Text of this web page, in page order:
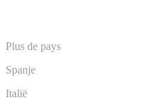
Plus de pays
Spanje
Italië